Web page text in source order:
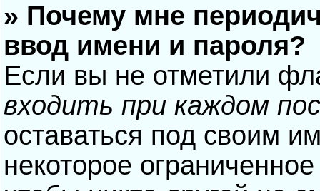
» Почему мне
ввод имени и пароля?
Если вы не отметили
входить при каждом
оставаться под своим
некоторое